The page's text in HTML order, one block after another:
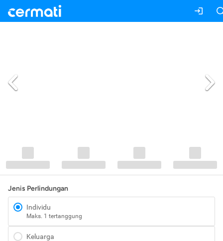
Jenis Perlindungan
Individu
Maks. 1 tertanggung
Keluarga